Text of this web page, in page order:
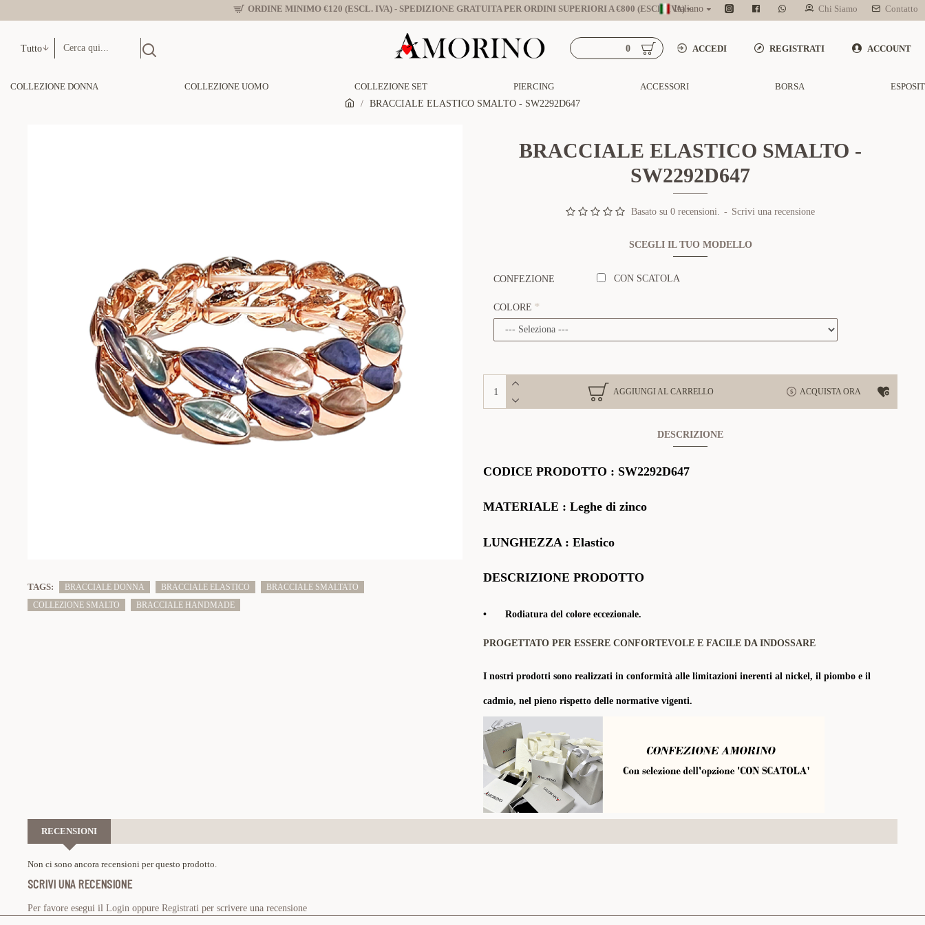
ORDINE MINIMO €120 (ESCL. IVA) - SPEDIZIONE GRATUITA PER ORDINI SUPERIORI A €800 (ESCL. IVA)Italiano Chi Siamo Contatto
Tutto ACCEDI REGISTRATI ACCOUNT
0
COLLEZIONE DONNA COLLEZIONE UOMO COLLEZIONE SET PIERCING ACCESSORI BORSA
BRACCIALE ELASTICO SMALTO - SW2292D647
TAGS: BRACCIALE DONNA BRACCIALE ELASTICO
BRACCIALE SMALTATO
COLLEZIONE SMALTO
BRACCIALE HANDMADE
BRACCIALE ELASTICO SMALTO -
SW2292D647
Basato su 0 recensioni. - Scrivi una recensione
SCEGLI IL TUO MODELLO
CONFEZIONE CON SCATOLA
COLORE
AGGIUNGI AL CARRELLO ACQUISTA ORA
DESCRIZIONE
CODICE PRODOTTO : SW2292D647
MATERIALE : Leghe di zinco
LUNGHEZZA : Elastico
DESCRIZIONE PRODOTTO
• Rodiatura del colore eccezionale.
PROGETTATO PER ESSERE CONFORTEVOLE E FACILE DA INDOSSARE
I nostri prodotti sono realizzati in conformità alle limitazioni inerenti al nickel, il piombo e il
cadmio, nel pieno rispetto delle normative vigenti.
RECENSIONI
Non ci sono ancora recensioni per questo prodotto.
SCRIVI UNA RECENSIONE
Per favore esegui il Login oppure Registrati per scrivere una recensione